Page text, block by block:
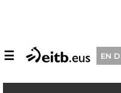
☰ EN